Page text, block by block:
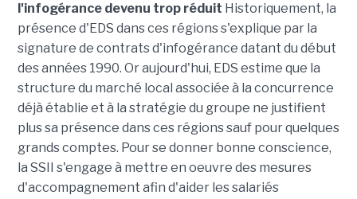
l'infogérance devenu trop réduit Historiquement, la
présence d'EDS dans ces régions s'explique par la
signature de contrats d'infogérance datant du début
des années 1990. Or aujourd'hui, EDS estime que la
structure du marché local associée à la concurrence
déjà établie et à la stratégie du groupe ne justifient
plus sa présence dans ces régions sauf pour quelques
grands comptes. Pour se donner bonne conscience,
la SSII s'engage à mettre en oeuvre des mesures
d'accompagnement afin d'aider les salariés